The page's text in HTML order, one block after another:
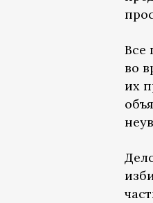
Все
во
их